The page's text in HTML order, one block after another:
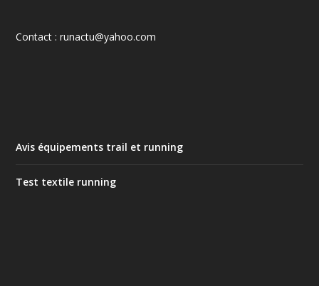
Contact : runactu@yahoo.com
Avis équipements trail et running
Test textile running